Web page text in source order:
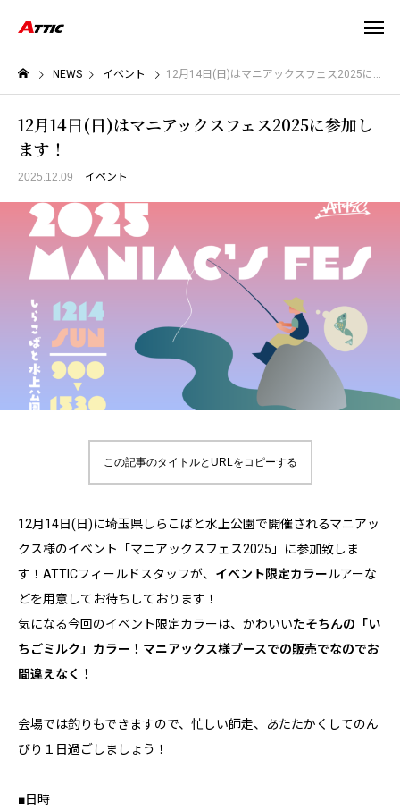
NEWS イベント 12月14日(日)はマニアックスフェス2025に参加します！
12月14日(日)はマニアックスフェス2025に参加し
ます！
2025.12.09 イベント
この記事のタイトルとURLをコピーする
12月14日(日)に埼玉県しらこばと水上公園で開催されるマニアッ
クス様のイベント「マニアックスフェス2025」に参加致しま
す！ATTICフィールドスタッフが、 イベント限定カラールアーな
どを用意してお待ちしております！
気になる今回のイベント限定カラーは、かわいいたそちんの「い
ちごミルク」カラー！マニアックス様ブースでの販売でなのでお
間違えなく！
会場では釣りもできますので、忙しい師走、あたたかくしてのん
びり１日過ごしましょう！
■日時